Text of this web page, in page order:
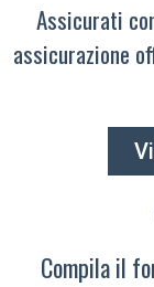
Assicurati
assicurazione
Compila il